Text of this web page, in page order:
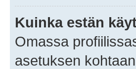
Kuinka estän
Omassa
asetuksen kohtaan